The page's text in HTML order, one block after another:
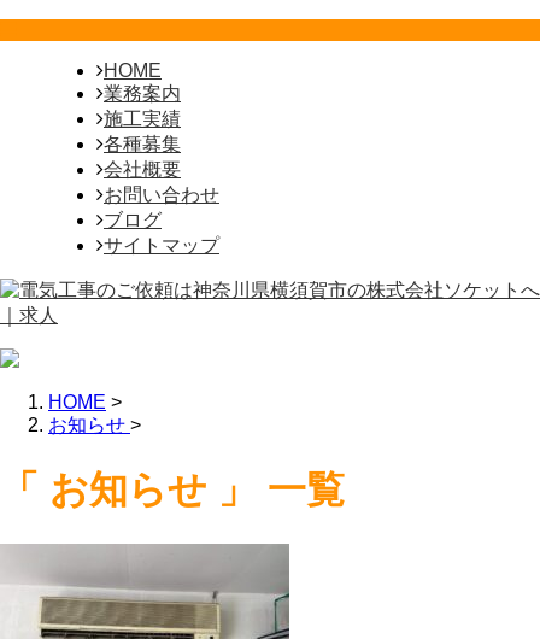
HOME
業務案内
施工実績
各種募集
会社概要
お問い合わせ
ブログ
サイトマップ
HOME >
お知らせ >
「 お知らせ 」 一覧